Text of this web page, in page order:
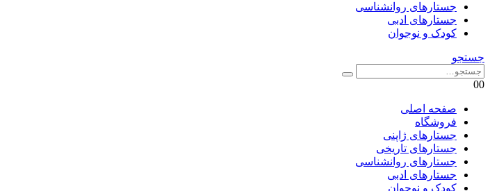
جستارهای روانشناسی
جستارهای ادبی
کودک و نوجوان
جستجو
00
صفحه اصلی
فروشگاه
جستارهای ژاپنی
جستارهای تاریخی
جستارهای روانشناسی
جستارهای ادبی
کودک و نوجوان